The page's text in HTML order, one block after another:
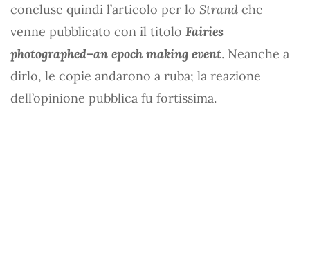
concluse quindi l’articolo per lo Strand che
venne pubblicato con il titolo Fairies
photographed–an epoch making event. Neanche a
dirlo, le copie andarono a ruba; la reazione
dell’opinione pubblica fu fortissima.